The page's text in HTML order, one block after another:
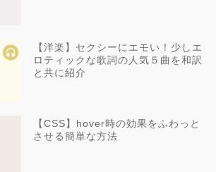
【洋楽】セクシーにエモい！少しエ
ロティックな歌詞の人気５曲を和訳
と共に紹介
【CSS】hover時の効果をふわっと
させる簡単な方法